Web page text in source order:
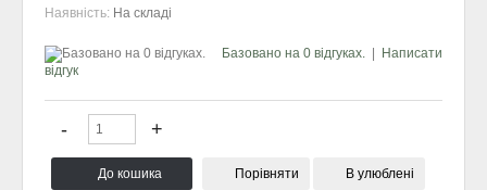
Наявність: На складі
Базовано на 0 відгуках.
Написати
відгук
Порівняти В улюблені